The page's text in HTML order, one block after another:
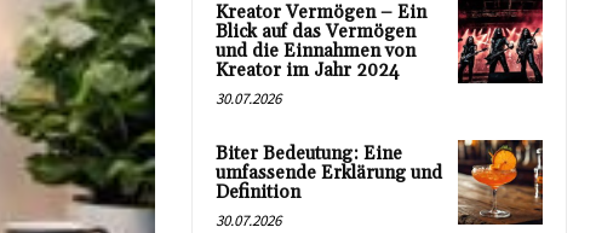
Kreator Vermögen – Ein
Blick auf das Vermögen
und die Einnahmen von
Kreator im Jahr 2024
30.07.2026
Biter Bedeutung: Eine
umfassende Erklärung und
Definition
30.07.2026